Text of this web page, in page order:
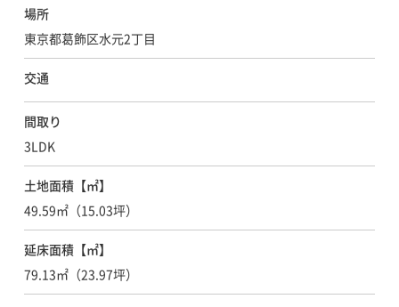
場所
東京都葛飾区水元2丁目
交通
間取り
3LDK
土地面積【㎡】
49.59㎡（15.03坪）
延床面積【㎡】
79.13㎡（23.97坪）